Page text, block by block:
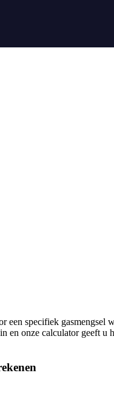
een specifiek
onze calculator geeft